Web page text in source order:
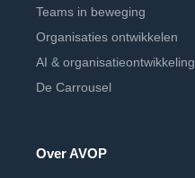
Teams in beweging
Organisaties ontwikkelen
AI & organisatieontwikkeling
De Carrousel
Over AVOP